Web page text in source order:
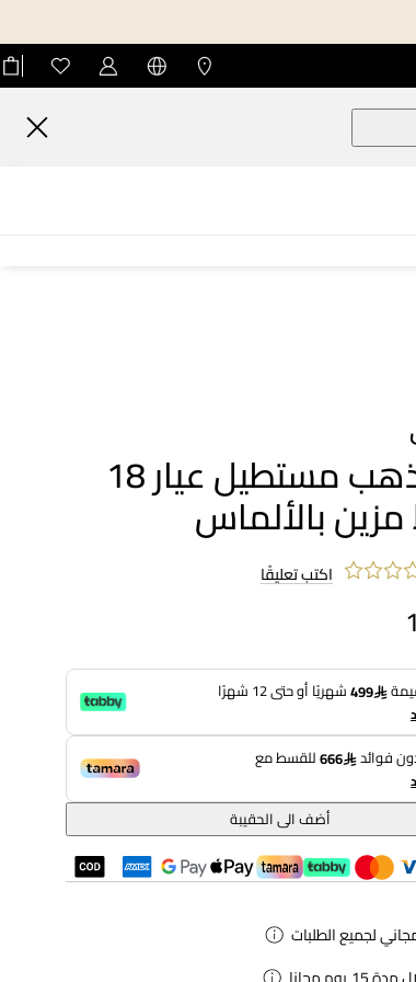
خاتم ذهب مستطيل عيار 18
مزين بالألماس
اكتب تعليقًا
499شهريًا أو حتى 12 شهرًا
فوائد 666للقسط مع
أضف الى الحقيبة
لجميع الطلبات